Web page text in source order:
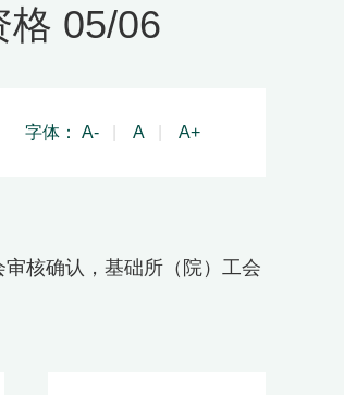
格 05/06
字体： A- A A+
核确认，基础所（院）工会